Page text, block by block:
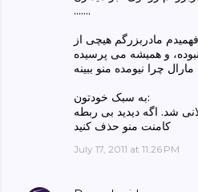
.......
مادربزرگم هیچی از
و همیشه می پرسیده
به سبک خودتون:
شد. اگه دیدید بی ربطه
کامنت منو حذف کنید
July 17, 2011 at 11:26 PM